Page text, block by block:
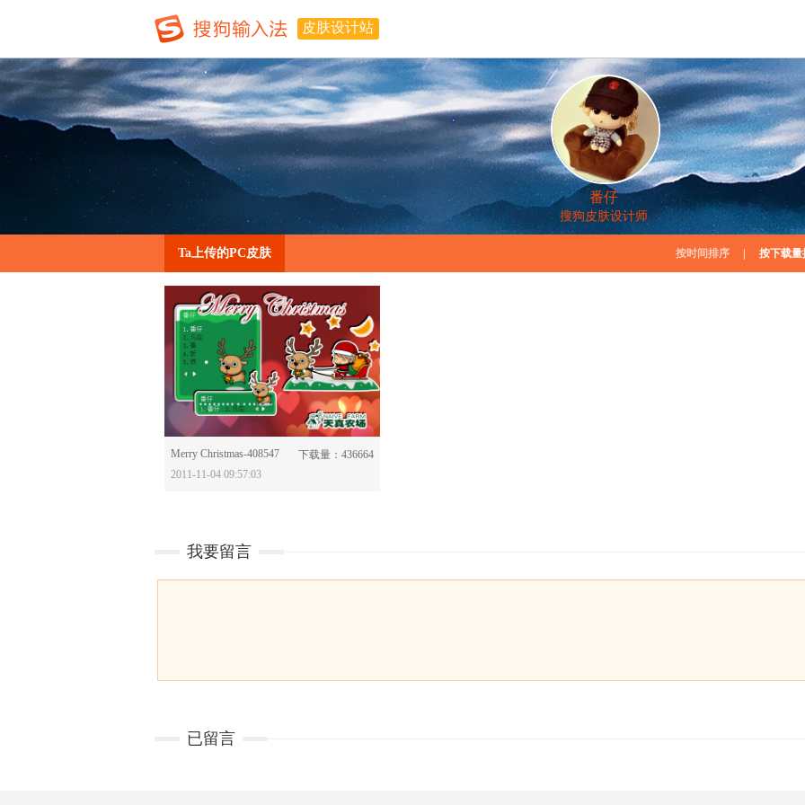
皮肤设计站
番仔
搜狗皮肤设计师
Ta上传的PC皮肤 按时间排序 按下载量
分享：
Merry Christmas-408547
下载量：436664
2011-11-04 09:57:03
我要留言
已留言